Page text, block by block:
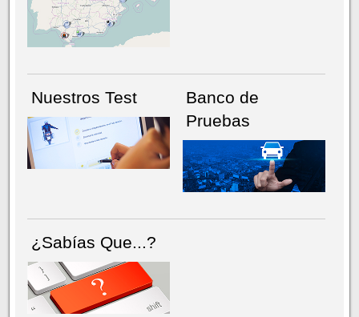
NÚMERO ACTUALHEMEROTECA
Nuestros Test
Banco de
Pruebas
¿Sabías Que...?